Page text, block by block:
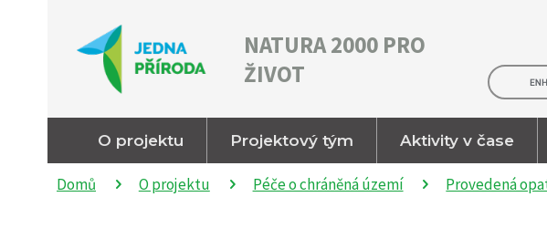
NATURA 2000 PRO
ŽIVOT
O projektu Projektový tým Aktivity v čase
Domů O projektu Péče o chráněná území Provedená